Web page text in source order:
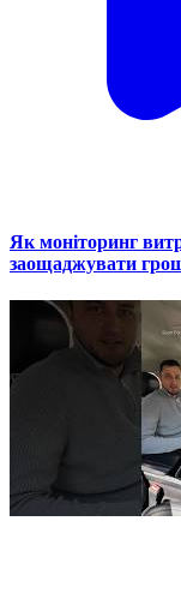
Як моніторинг
заощаджувати